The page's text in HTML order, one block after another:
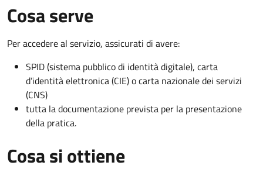
Cosa serve
Per accedere al servizio, assicurati di avere:
SPID (sistema pubblico di identità digitale), carta
d’identità elettronica (CIE) o carta nazionale dei servizi
(CNS)
tutta la documentazione prevista per la presentazione
della pratica.
Cosa si ottiene